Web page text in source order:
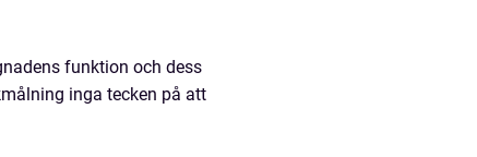
funktion och dess
inga tecken på att